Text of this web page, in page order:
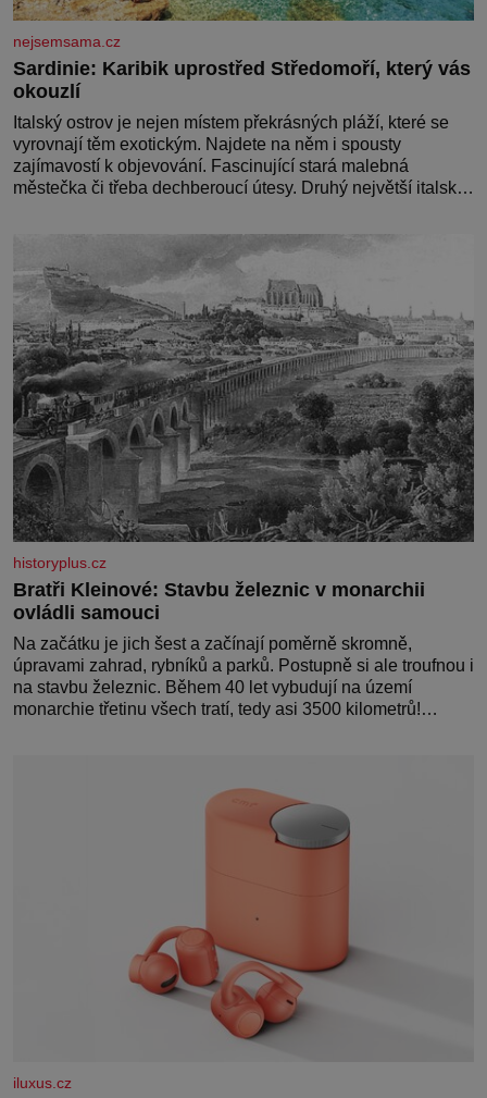
nejsemsama.cz
Sardinie: Karibik uprostřed Středomoří, který vás
okouzlí
Italský ostrov je nejen místem překrásných pláží, které se
vyrovnají těm exotickým. Najdete na něm i spousty
zajímavostí k objevování. Fascinující stará malebná
městečka či třeba dechberoucí útesy. Druhý největší italský
luxusem.Zjistěte,
historyplus.cz
Bratři Kleinové: Stavbu železnic v monarchii
ovládli samouci
Na začátku je jich šest a začínají poměrně skromně,
úpravami zahrad, rybníků a parků. Postupně si ale troufnou i
na stavbu železnic. Během 40 let vybudují na území
monarchie třetinu všech tratí, tedy asi 3500 kilometrů!
iluxus.cz